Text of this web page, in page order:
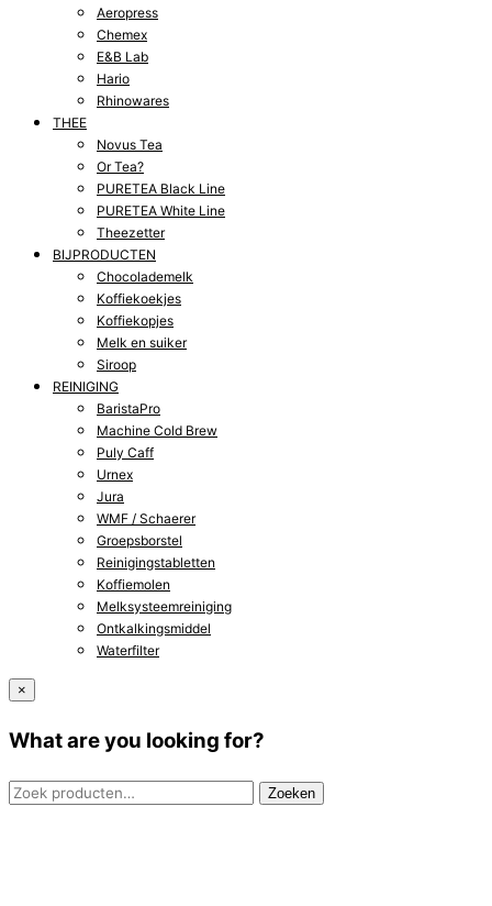
Aeropress
Chemex
E&B Lab
Hario
Rhinowares
THEE
Novus Tea
Or Tea?
PURETEA Black Line
PURETEA White Line
Theezetter
BIJPRODUCTEN
Chocolademelk
Koffiekoekjes
Koffiekopjes
Melk en suiker
Siroop
REINIGING
BaristaPro
Machine Cold Brew
Puly Caff
Urnex
Jura
WMF / Schaerer
Groepsborstel
Reinigingstabletten
Koffiemolen
Melksysteemreiniging
Ontkalkingsmiddel
Waterfilter
×
What are you looking for?
Zoeken
Zoeken